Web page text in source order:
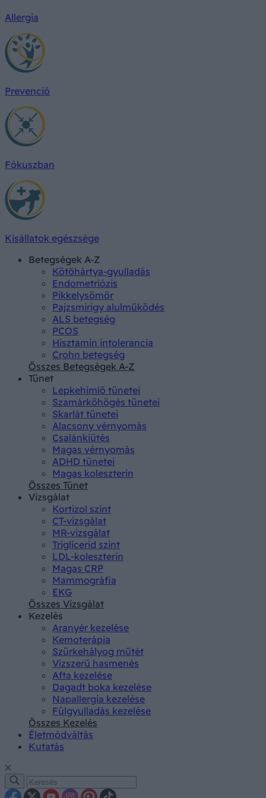
Allergia
Prevenció
Fókuszban
Kisállatok egészsége
Betegségek A-Z
Kötőhártya-gyulladás
Endometriózis
Pikkelysömör
Pajzsmirigy alulműködés
ALS betegség
PCOS
Hisztamin intolerancia
Crohn betegség
Összes Betegségek A-Z
Tünet
Lepkehimlő tünetei
Szamárköhögés tünetei
Skarlát tünetei
Alacsony vérnyomás
Csalánkiütés
Magas vérnyomás
ADHD tünetei
Magas koleszterin
Összes Tünet
Vizsgálat
Kortizol szint
CT-vizsgálat
MR-vizsgálat
Triglicerid szint
LDL-koleszterin
Magas CRP
Mammográfia
EKG
Összes Vizsgálat
Kezelés
Aranyér kezelése
Kemoterápia
Szürkehályog műtét
Vízszerű hasmenés
Afta kezelése
Dagadt boka kezelése
Napallergia kezelése
Fülgyulladás kezelése
Összes Kezelés
Életmódváltás
Kutatás